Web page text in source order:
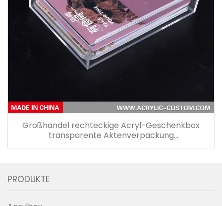
Großhandel rechteckige Acryl-Geschenkbox
transparente Aktenverpackung
Aufbewahrungsbox
PRODUKTE